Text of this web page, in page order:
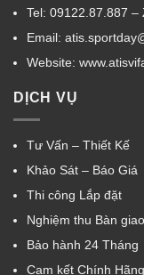
Tel: 09122.87.887
Email:
Website:
DỊCH VỤ
Tư Vấn – Thiết Kế
Khảo Sát – Báo Giá
Thi công Lắp đặt
Nghiệm thu Bàn giao
Bảo hành 24 Tháng
Cam kết Chính Hãng